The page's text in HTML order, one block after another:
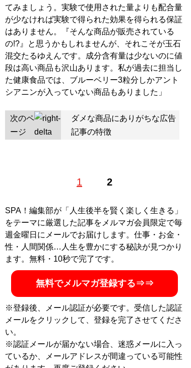
てみましょう。実験で使用された量よりも配合量
が少なければ実験で得られた効果を得られる保証
はありません。『そんな商品が販売されている
の!?』と思うかもしれませんが、それこそが玉石
混交たるゆえんです。成分含有量は少ないのに値
段は高い商品も沢山あります。私が過去に担当し
た健康食品では、ブルーベリー3粒分しかアント
シアニンが入っていない商品もありました」
次のペ
ージ
ダメな商品にありがちな広告
記事の特徴
1 2
SPA！編集部が「人生後半を賢く楽しく生きる」
をテーマに厳選した記事をメルマガ会員限定で毎
週金曜日にメールでお届けします。仕事・お金・
性・人間関係…人生を豊かにする秘訣が見つかり
ます。無料・10秒で完了です。
無料でメルマガ登録する⇒⇒
※登録後、メール認証が必要です。受信した認証
メールをクリックして、登録を完了させてくださ
い。
※認証メールが届かない場合、迷惑メールに入っ
ているか、メールアドレスが間違っている可能性